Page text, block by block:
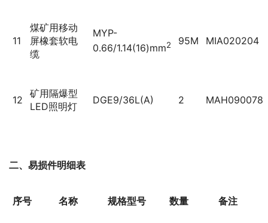
11
煤矿用移动
屏橡套软电
缆
MYP-
0.66/1.14(16)mm2 95M MIA020204
12
矿用隔爆型
LED照明灯
DGE9/36L(A) 2 MAH090078
二、易损件明细表
序号 名称 规格型号 数量 备注